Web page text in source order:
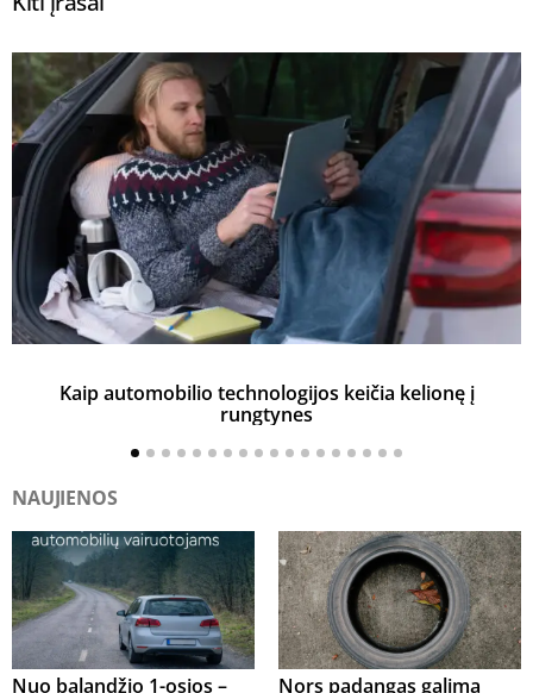
Kaip automobilio technologijos keičia kelionę į
rungtynes
NAUJIENOS
Nuo balandžio 1-osios –
Nors padangas galima